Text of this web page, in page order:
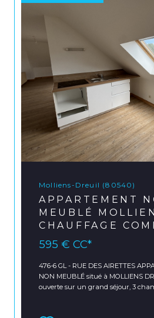
Molliens-Dreuil (80540)
APPARTEMENT
MEUBLÉ
CHAUFFAGE
595 € CC*
476-6 GL - RUE DES AIRETTES
NON MEUBLÉ situé à MOLLIENS
ouverte sur un grand séjour, 3